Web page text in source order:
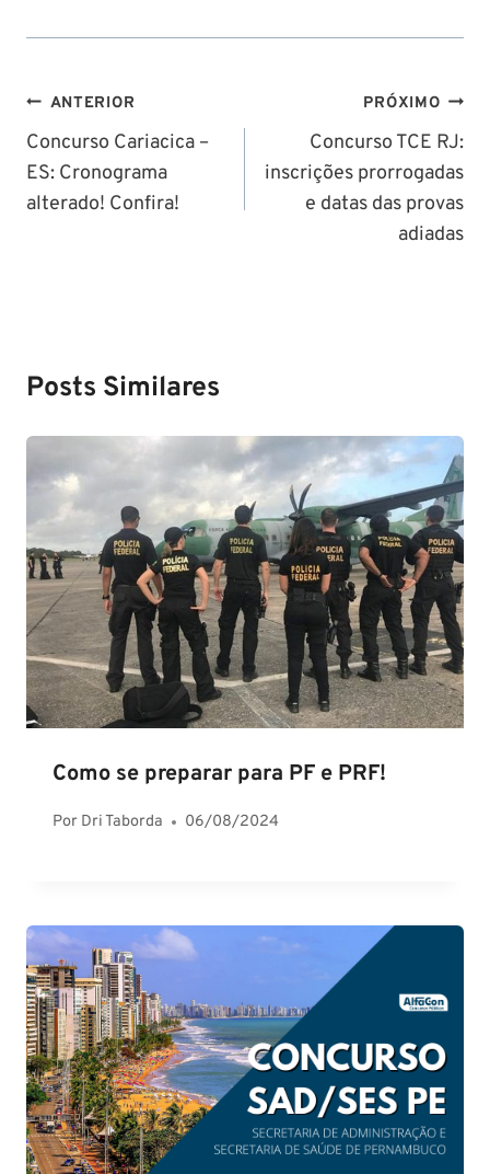
Navegação
de
Post
ANTERIOR
Concurso Cariacica –
ES: Cronograma
alterado! Confira!
PRÓXIMO
Concurso TCE RJ:
inscrições prorrogadas
e datas das provas
adiadas
Posts Similares
Como se preparar para PF e PRF!
Por Dri Taborda 06/08/2024